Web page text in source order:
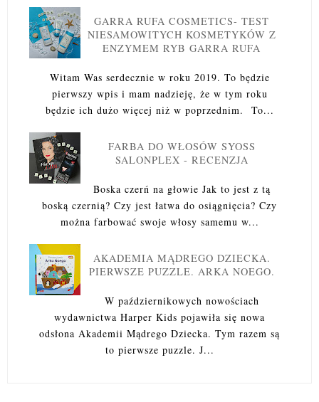
GARRA RUFA COSMETICS- TEST
NIESAMOWITYCH KOSMETYKÓW Z
ENZYMEM RYB GARRA RUFA
Witam Was serdecznie w roku 2019. To będzie
pierwszy wpis i mam nadzieję, że w tym roku
będzie ich dużo więcej niż w poprzednim. To...
FARBA DO WŁOSÓW SYOSS
SALONPLEX - RECENZJA
Boska czerń na głowie Jak to jest z tą
boską czernią? Czy jest łatwa do osiągnięcia? Czy
można farbować swoje włosy samemu w...
AKADEMIA MĄDREGO DZIECKA.
PIERWSZE PUZZLE. ARKA NOEGO.
W październikowych nowościach
wydawnictwa Harper Kids pojawiła się nowa
odsłona Akademii Mądrego Dziecka. Tym razem są
to pierwsze puzzle. J...